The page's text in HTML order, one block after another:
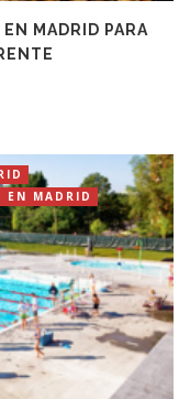
MADRID PARA
EN MADRID